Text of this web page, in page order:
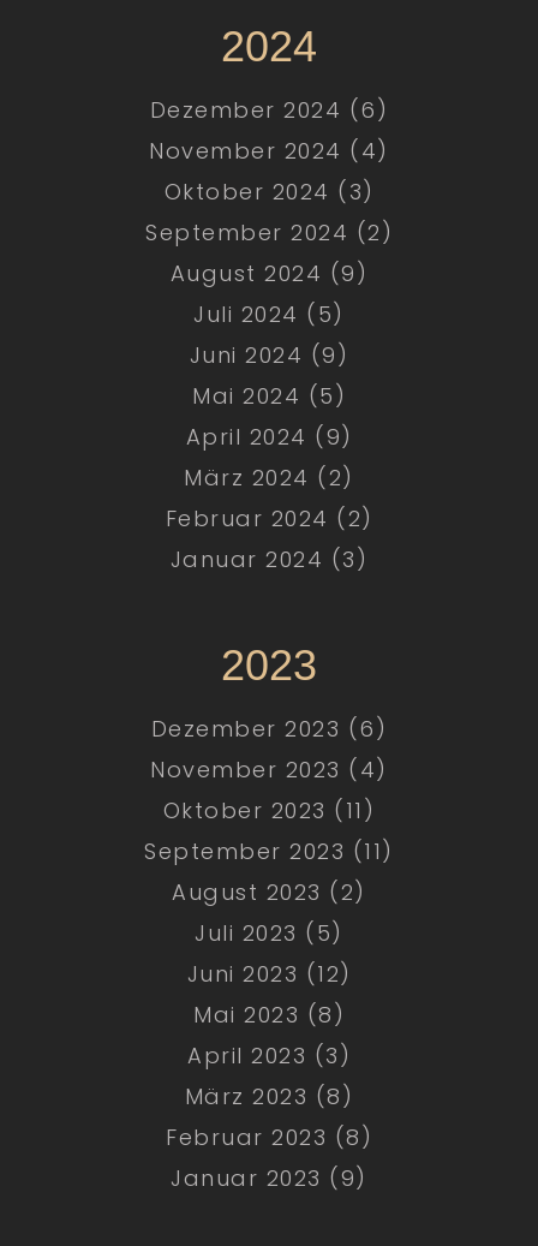
2024
Dezember 2024 (6)
November 2024 (4)
Oktober 2024 (3)
September 2024 (2)
August 2024 (9)
Juli 2024 (5)
Juni 2024 (9)
Mai 2024 (5)
April 2024 (9)
März 2024 (2)
Februar 2024 (2)
Januar 2024 (3)
2023
Dezember 2023 (6)
November 2023 (4)
Oktober 2023 (11)
September 2023 (11)
August 2023 (2)
Juli 2023 (5)
Juni 2023 (12)
Mai 2023 (8)
April 2023 (3)
März 2023 (8)
Februar 2023 (8)
Januar 2023 (9)